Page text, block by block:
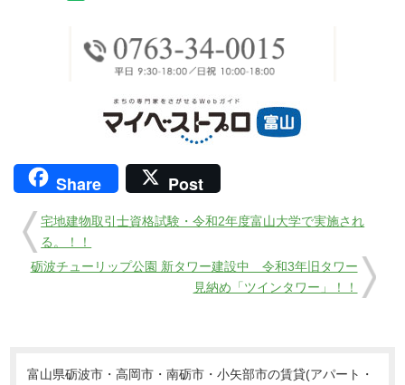
Share Post
宅地建物取引士資格試験・令和2年度富山大学で実施され
る。！！
砺波チューリップ公園 新タワー建設中 令和3年旧タワー
見納め「ツインタワー」！！
富山県砺波市・高岡市・南砺市・小矢部市の賃貸(アパート・